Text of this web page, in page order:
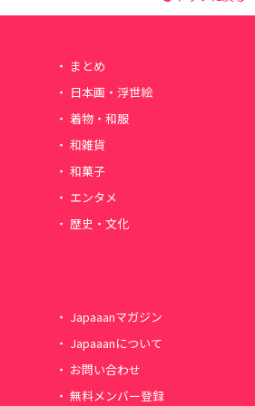
まとめ
日本画・浮世絵
着物・和服
和雑貨
和菓子
エンタメ
歴史・文化
Japaaanマガジン
Japaaanについて
お問い合わせ
無料メンバー登録